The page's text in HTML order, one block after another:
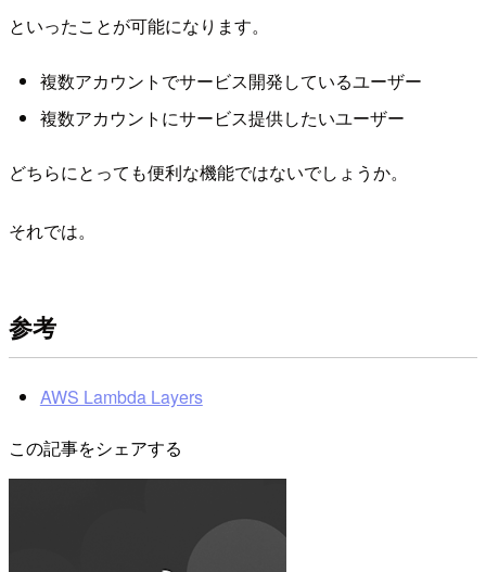
といったことが可能になります。
複数アカウントでサービス開発しているユーザー
複数アカウントにサービス提供したいユーザー
どちらにとっても便利な機能ではないでしょうか。
それでは。
参考
AWS Lambda Layers
この記事をシェアする